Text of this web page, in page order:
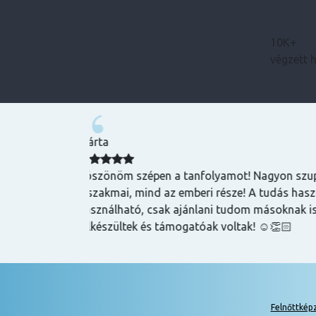
10K+
végzett
Bence
Magas tudású, szakképzett emberek
lehet szerezni általuk